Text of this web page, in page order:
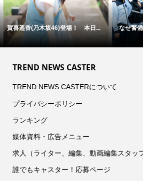
賀喜遥香(乃木坂46)登場！ 本日... なぜ警
TREND NEWS CASTER
TREND NEWS CASTERについて
プライバシーポリシー
ランキング
媒体資料・広告メニュー
求人（ライター、編集、動画編集スタッ
誰でもキャスター！応募ページ